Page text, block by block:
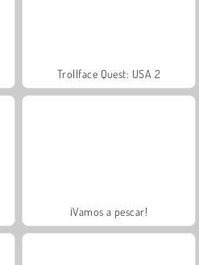
Trollface Quest: USA 2
¡Vamos a pescar!